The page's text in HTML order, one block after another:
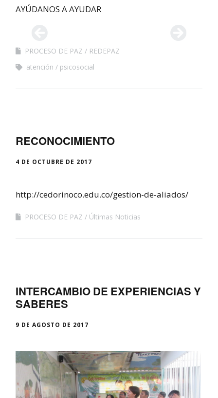
AYÚDANOS A AYUDAR
PROCESO DE PAZ
REDEPAZ
atención
psicosocial
RECONOCIMIENTO
4 DE OCTUBRE DE 2017
http://cedorinoco.edu.co/gestion-de-aliados/
PROCESO DE PAZ Últimas Noticias
INTERCAMBIO DE EXPERIENCIAS Y
SABERES
9 DE AGOSTO DE 2017